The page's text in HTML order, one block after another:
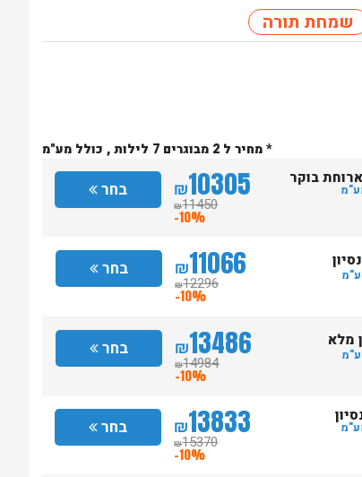
שמחת תורה
* מחיר ל 2 מבוגרים 7 לילות , כולל מע"מ
בחר ₪10305
₪11450
-10%
בוקר
בחר ₪11066
₪12296
-10%
בחר ₪13486
₪14984
-10%
מלא
בחר ₪13833
₪15370
-10%